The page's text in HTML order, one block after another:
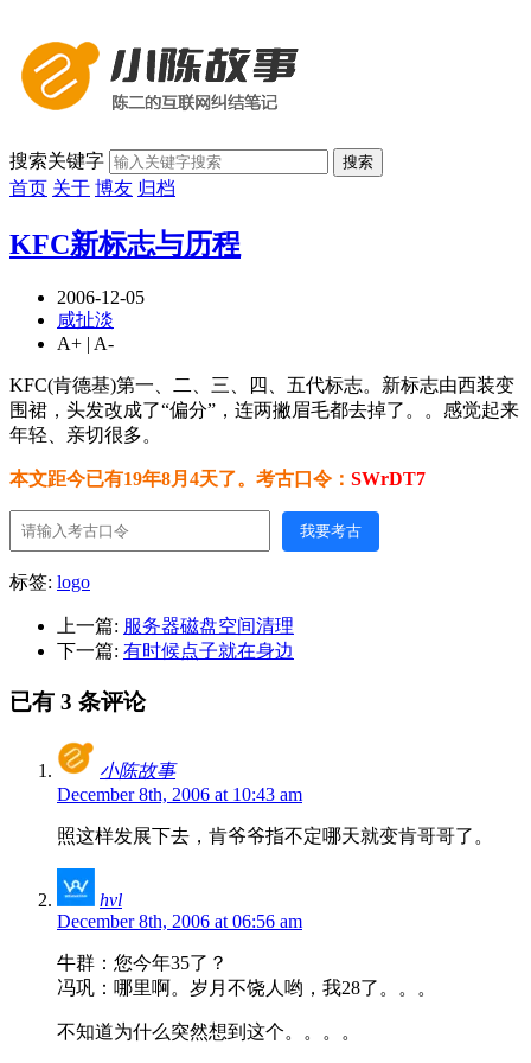
搜索关键字 搜索
首页 关于 博友 归档
KFC新标志与历程
2006-12-05
咸扯淡
A+ | A-
KFC(肯德基)第一、二、三、四、五代标志。新标志由西装变
围裙，头发改成了“偏分”，连两撇眉毛都去掉了。。感觉起来
年轻、亲切很多。
本文距今已有19年8月4天了。考古口令： SWrDT7
我要考古
标签: logo
上一篇: 服务器磁盘空间清理
下一篇: 有时候点子就在身边
已有 3 条评论
小陈故事
December 8th, 2006 at 10:43 am
照这样发展下去，肯爷爷指不定哪天就变肯哥哥了。
hvl
December 8th, 2006 at 06:56 am
牛群：您今年35了？
冯巩：哪里啊。岁月不饶人哟，我28了。。。
不知道为什么突然想到这个。。。。